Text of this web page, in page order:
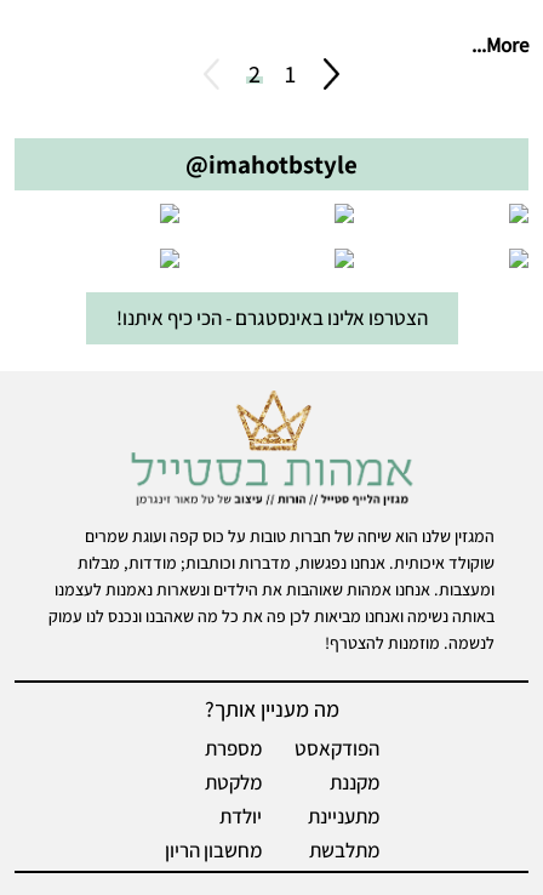
More...
1
2
@imahotbstyle
הצטרפו אלינו באינסטגרם - הכי כיף איתנו!
המגזין שלנו הוא שיחה של חברות טובות על כוס קפה ועוגת שמרים
שוקולד איכותית. אנחנו נפגשות, מדברות וכותבות; מודדות, מבלות
ומעצבות. אנחנו אמהות שאוהבות את הילדים ונשארות נאמנות לעצמנו
באותה נשימה ואנחנו מביאות לכן פה את כל מה שאהבנו ונכנס לנו עמוק
לנשמה. מוזמנות להצטרף!
מה מעניין אותך?
הפודקאסט
מקננת
מתעניינת
מתלבשת
מספרת
מלקטת
יולדת
מחשבון הריון